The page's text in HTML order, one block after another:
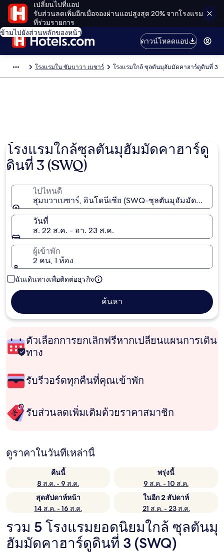
เปลี่ยนไปที่แอป
รับส่วนลดเพิ่มอีกเมื่อจองผ่านแอปสูงสุด 20% จากโรงแรม
ที่ร่วมรายการ
ข้ามไปยังส่วนหลักของหน้า
ดาวน์โหลดแอป
โรงแรมใน ซัมบาวา เบซาร์ โรงแรมใกล้ ซุลตันมุฮัมมัดคาฮาร์ดูดินที่ 3
โรงแรมใกล้ซุลตันมุฮัมมัดคาฮาร์ดู
ดินที่ 3 (SWQ)
ไปไหนดี
สุมบวาเบซาร์, อินโดนีเซีย (SWQ-ซุลตันมุฮัมมัดคาฮาร์
วันที่
ส. 22 ส.ค. - อา. 23 ส.ค.
ผู้เข้าพัก
2 คน, 1 ห้อง
ฉันเดินทางเพื่อติดต่อธุรกิจ
ค้นหา
ตัวเลือกการยกเลิกฟรีหากเปลี่ยนแผนการเดิน
ทาง
รับรีวอร์ดทุกคืนที่คุณเข้าพัก
รับส่วนลดเพิ่มเติมด้วยราคาสมาชิก
ดูราคาในวันที่เหล่านี้
คืนนี้
8 ส.ค. - 9 ส.ค.
พรุ่งนี้
9 ส.ค. - 10 ส.ค.
สุดสัปดาห์หน้า
14 ส.ค. - 16 ส.ค.
ในอีก 2 สัปดาห์
21 ส.ค. - 23 ส.ค.
รวม 5 โรงแรมยอดนิยมใกล้ ซุลตันมุ
ฮัมมัดคาฮาร์ดูดินที่ 3 (SWQ)